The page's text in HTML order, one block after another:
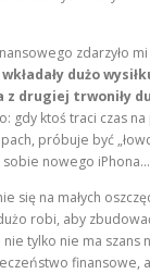
zdarzyło
wkładały dużo
drugiej trwoniły
gdy ktoś traci czas
próbuje być
nowego iPhona…
się na małych
robi, aby
tylko nie ma szans
finansowe,